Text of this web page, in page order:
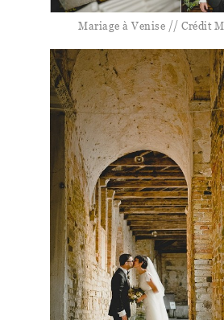
Mariage à Venise // Crédit